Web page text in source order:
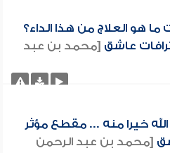
هو العلاج من هذا الداء؟
عاشق [محمد بن عبد
خيرا منه ... مقطع مؤثر
[محمد بن عبد الرحمن